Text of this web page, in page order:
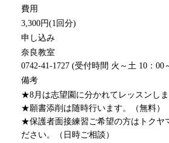
費用
3,300円(1回分)
申し込み
奈良教室
0742-41-1727 (受付時間 火～土 10：00
備考
★8月は志望園に分かれてレッスンしま
★願書添削は随時行います。（無料）
★保護者面接練習ご希望の方はトクヤ
ださい。（日時ご相談）